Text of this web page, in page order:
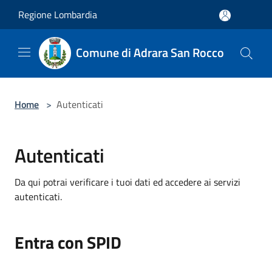
Regione Lombardia
Comune di Adrara San Rocco
Home > Autenticati
Autenticati
Da qui potrai verificare i tuoi dati ed accedere ai servizi
autenticati.
Entra con SPID